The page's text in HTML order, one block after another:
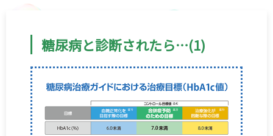
糖尿病と診断されたら…(1)